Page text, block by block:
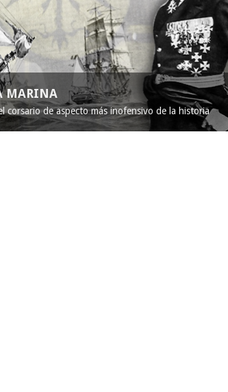
MARINA
corsario de aspecto más inofensivo de la historia